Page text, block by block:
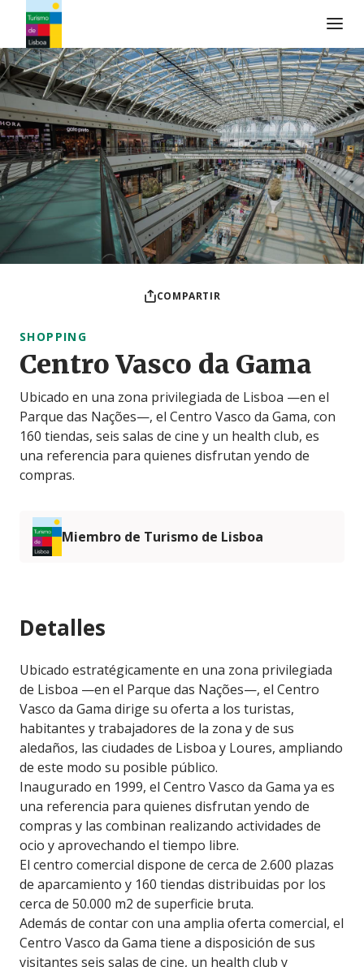
Logo de Turismo de Lisboa
COMPARTIR
SHOPPING
Centro Vasco da Gama
Ubicado en una zona privilegiada de Lisboa —en el
Parque das Nações—, el Centro Vasco da Gama, con
160 tiendas, seis salas de cine y un health club, es
una referencia para quienes disfrutan yendo de
compras.
Miembro de Turismo de Lisboa
Detalles
Ubicado estratégicamente en una zona privilegiada
de Lisboa —en el Parque das Nações—, el Centro
Vasco da Gama dirige su oferta a los turistas,
habitantes y trabajadores de la zona y de sus
aledaños, las ciudades de Lisboa y Loures, ampliando
de este modo su posible público.
Inaugurado en 1999, el Centro Vasco da Gama ya es
una referencia para quienes disfrutan yendo de
compras y las combinan realizando actividades de
ocio y aprovechando el tiempo libre.
El centro comercial dispone de cerca de 2.600 plazas
de aparcamiento y 160 tiendas distribuidas por los
cerca de 50.000 m2 de superficie bruta.
Además de contar con una amplia oferta comercial, el
Centro Vasco da Gama tiene a disposición de sus
visitantes seis salas de cine, un health club y